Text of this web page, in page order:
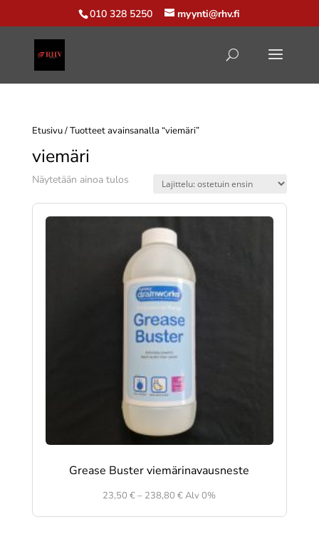
010 328 5250 myynti@rhv.fi
Etusivu/ Tuotteet avainsanalla “viemäri”
viemäri
Näytetään ainoa tulos
Grease Buster viemärinavausneste
23,50€– 238,80€Hintaluokka:
Alv 0%